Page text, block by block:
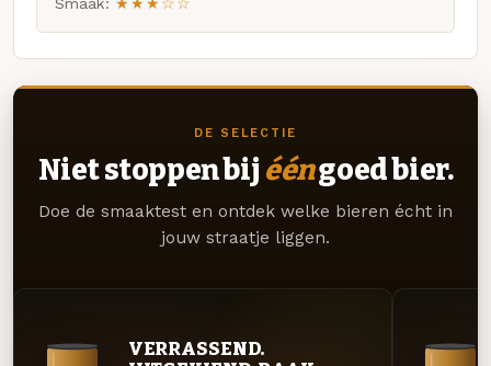
DE SELECTIE
Niet stoppen bij ééngoed bier.
Doe de smaaktest en ontdek welke bieren écht in
jouw straatje liggen.
VERRASSEND.